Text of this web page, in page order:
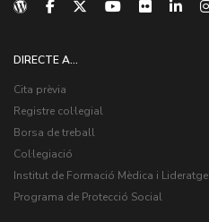
DIRECTE A...
Cita prèvia
Registre col·legial
Borsa de treball
Col·legiació
Institut de Formació Mèdica i Lideratge
Programa de Protecció Social